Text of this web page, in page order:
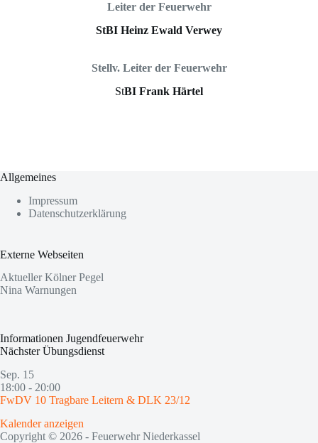
Leiter der Feuerwehr
StBI Heinz Ewald Verwey
Stellv. Leiter der Feuerwehr
StBI Frank Härtel
Allgemeines
Impressum
Datenschutzerklärung
Externe Webseiten
Aktueller Kölner Pegel
Nina Warnungen
Informationen Jugendfeuerwehr
Nächster Übungsdienst
Sep. 15
18:00 - 20:00
FwDV 10 Tragbare Leitern & DLK 23/12
Kalender anzeigen
Copyright © 2026 - Feuerwehr Niederkassel